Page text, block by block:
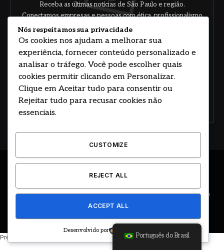
Receba as últimas notícias de São Paulo e região.
Conectamos empresas e pessoas com ética, profissionalismo
e responsabilidade.
Concorde com nossos termos e acordo de
© 2026 DESENVOLVIDO POR HOSTING PRIME BRASIL
ÚLTIMAS NOTÍCIAS DESTAQUES
CIDADE E REGIÃO
EDITORIAL EVENTOS
Português do Brasil
Nós respeitamos sua privacidade
Os cookies nos ajudam a melhorar sua
experiência, fornecer conteúdo personalizado e
analisar o tráfego. Você pode escolher quais
cookies permitir clicando em Personalizar.
Clique em Aceitar tudo para consentir ou
Rejeitar tudo para recusar cookies não
essenciais.
CUSTOMIZE
REJECT ALL
ACCEPT ALL
Desenvolvido por
Precisando de ajuda? Basta enviar uma mensagem.